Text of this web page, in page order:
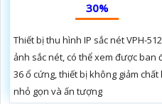
30%
Thiết bị thu hình IP sắc nét VPH-
ảnh sắc nét, có thể xem được ban
36 ổ cứng, thiết bị không giảm
nhỏ gọn và ấn tượng